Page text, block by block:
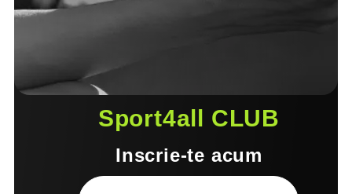
Sport4all CLUB
Inscrie-te acum